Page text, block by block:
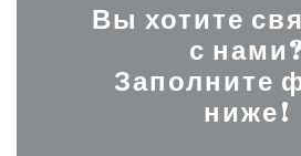
Вы хотите
с
Заполните
ниже!